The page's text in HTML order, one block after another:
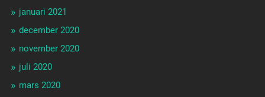
januari 2021
december 2020
november 2020
juli 2020
mars 2020